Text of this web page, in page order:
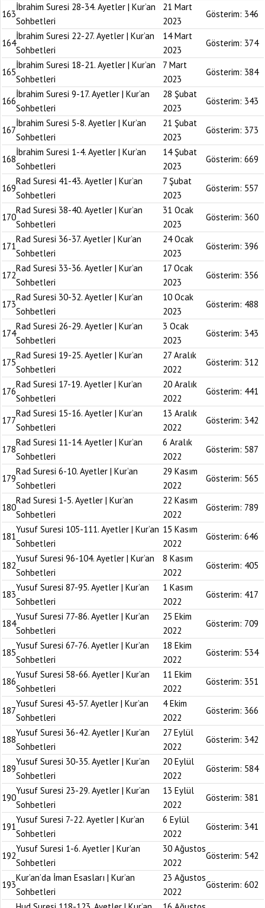
163
İbrahim Suresi 28-34. Ayetler | Kur’an
Sohbetleri
21 Mart
2023
Gösterim: 346
164
İbrahim Suresi 22-27. Ayetler | Kur’an
Sohbetleri
14 Mart
2023
Gösterim: 374
165
İbrahim Suresi 18-21. Ayetler | Kur’an
Sohbetleri
7 Mart
2023
Gösterim: 384
166
İbrahim Suresi 9-17. Ayetler | Kur’an
Sohbetleri
28 Şubat
2023
Gösterim: 343
167
İbrahim Suresi 5-8. Ayetler | Kur’an
Sohbetleri
21 Şubat
2023
Gösterim: 373
168
İbrahim Suresi 1-4. Ayetler | Kur’an
Sohbetleri
14 Şubat
2023
Gösterim: 669
169
Rad Suresi 41-43. Ayetler | Kur’an
Sohbetleri
7 Şubat
2023
Gösterim: 557
170
Rad Suresi 38-40. Ayetler | Kur’an
Sohbetleri
31 Ocak
2023
Gösterim: 360
171
Rad Suresi 36-37. Ayetler | Kur’an
Sohbetleri
24 Ocak
2023
Gösterim: 396
172
Rad Suresi 33-36. Ayetler | Kur’an
Sohbetleri
17 Ocak
2023
Gösterim: 356
173
Rad Suresi 30-32. Ayetler | Kur’an
Sohbetleri
10 Ocak
2023
Gösterim: 488
174
Rad Suresi 26-29. Ayetler | Kur’an
Sohbetleri
3 Ocak
2023
Gösterim: 343
175
Rad Suresi 19-25. Ayetler | Kur’an
Sohbetleri
27 Aralık
2022
Gösterim: 312
176
Rad Suresi 17-19. Ayetler | Kur’an
Sohbetleri
20 Aralık
2022
Gösterim: 441
177
Rad Suresi 15-16. Ayetler | Kur’an
Sohbetleri
13 Aralık
2022
Gösterim: 342
178
Rad Suresi 11-14. Ayetler | Kur’an
Sohbetleri
6 Aralık
2022
Gösterim: 587
179
Rad Suresi 6-10. Ayetler | Kur’an
Sohbetleri
29 Kasım
2022
Gösterim: 565
180
Rad Suresi 1-5. Ayetler | Kur’an
Sohbetleri
22 Kasım
2022
Gösterim: 789
181
Yusuf Suresi 105-111. Ayetler | Kur’an
Sohbetleri
15 Kasım
2022
Gösterim: 646
182
Yusuf Suresi 96-104. Ayetler | Kur’an
Sohbetleri
8 Kasım
2022
Gösterim: 405
183
Yusuf Suresi 87-95. Ayetler | Kur’an
Sohbetleri
1 Kasım
2022
Gösterim: 417
184
Yusuf Suresi 77-86. Ayetler | Kur’an
Sohbetleri
25 Ekim
2022
Gösterim: 709
185
Yusuf Suresi 67-76. Ayetler | Kur’an
Sohbetleri
18 Ekim
2022
Gösterim: 534
186
Yusuf Suresi 58-66. Ayetler | Kur’an
Sohbetleri
11 Ekim
2022
Gösterim: 351
187
Yusuf Suresi 43-57. Ayetler | Kur’an
Sohbetleri
4 Ekim
2022
Gösterim: 366
188
Yusuf Suresi 36-42. Ayetler | Kur’an
Sohbetleri
27 Eylül
2022
Gösterim: 342
189
Yusuf Suresi 30-35. Ayetler | Kur’an
Sohbetleri
20 Eylül
2022
Gösterim: 584
190
Yusuf Suresi 23-29. Ayetler | Kur’an
Sohbetleri
13 Eylül
2022
Gösterim: 381
191
Yusuf Suresi 7-22. Ayetler | Kur’an
Sohbetleri
6 Eylül
2022
Gösterim: 341
192
Yusuf Suresi 1-6. Ayetler | Kur’an
Sohbetleri
30 Ağustos
2022
Gösterim: 542
193
Kur’an’da İman Esasları | Kur’an
Sohbetleri
23 Ağustos
2022
Gösterim: 602